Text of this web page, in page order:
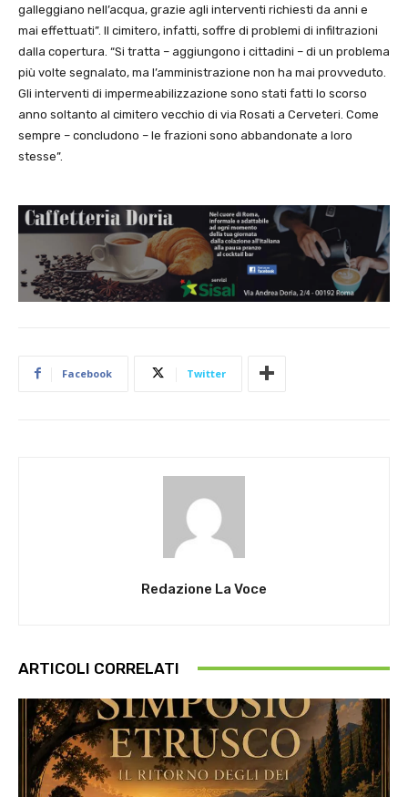
galleggiano nell’acqua, grazie agli interventi richiesti da anni e
mai effettuati”. Il cimitero, infatti, soffre di problemi di infiltrazioni
dalla copertura. “Si tratta – aggiungono i cittadini – di un problema
più volte segnalato, ma l’amministrazione non ha mai provveduto.
Gli interventi di impermeabilizzazione sono stati fatti lo scorso
anno soltanto al cimitero vecchio di via Rosati a Cerveteri. Come
sempre – concludono – le frazioni sono abbandonate a loro
stesse”.
Facebook Twitter
Redazione La Voce
ARTICOLI CORRELATI